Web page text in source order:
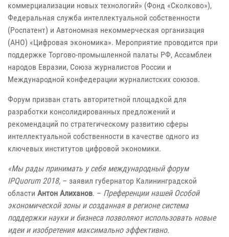
коммерциализации новых технологий» (Фонд «Сколково»),
Федеральная служба интеллектуальной собственности
(Роспатент) и Автономная некоммерческая организация
(АНО) «Цифровая экономика». Мероприятие проводится при
поддержке Торгово-промышленной палаты РФ, Ассамблеи
народов Евразии, Союза журналистов России и
Международной конфедерации журналистских союзов.
Форум призван стать авторитетной площадкой для
разработки консолидированных предложений и
рекомендаций по стратегическому развитию сферы
интеллектуальной собственности в качестве одного из
ключевых институтов цифровой экономики.
«Мы рады принимать у себя международный форум
IPQuorum 2018, – заявил губернатор Калининградской
области Антон Алиханов. – Преференции нашей Особой
экономической зоны и созданная в регионе система
поддержки науки и бизнеса позволяют использовать новые
идеи и изобретения максимально эффективно.